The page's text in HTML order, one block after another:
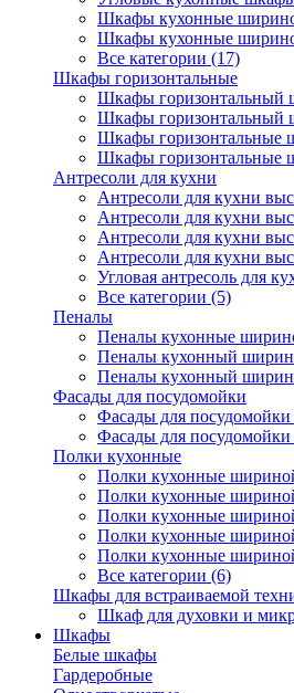
Шкафы кухонные
Шкафы кухонные
Все категории (17)
Шкафы горизонтальные
Шкафы горизонтальный
Шкафы горизонтальный
Шкафы горизонтальные
Шкафы горизонтальные
Антресоли для кухни
Антресоли для кухни
Антресоли для кухни
Антресоли для кухни
Антресоли для кухни
Угловая антресоль для
Все категории (5)
Пеналы
Пеналы кухонные
Пеналы кухонный
Пеналы кухонный
Фасады для посудомойки
Фасады для
Фасады для
Полки кухонные
Полки кухонные
Полки кухонные
Полки кухонные
Полки кухонные
Полки кухонные
Все категории (6)
Шкафы для встраиваемой
Шкаф для духовки и
Шкафы
Белые шкафы
Гардеробные